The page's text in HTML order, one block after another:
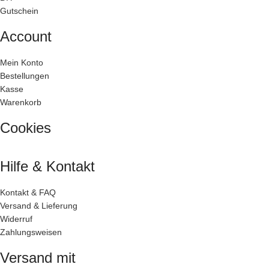
Gutschein
Account
Mein Konto
Bestellungen
Kasse
Warenkorb
Cookies
Hilfe & Kontakt
Kontakt & FAQ
Versand & Lieferung
Widerruf
Zahlungsweisen
Versand mit